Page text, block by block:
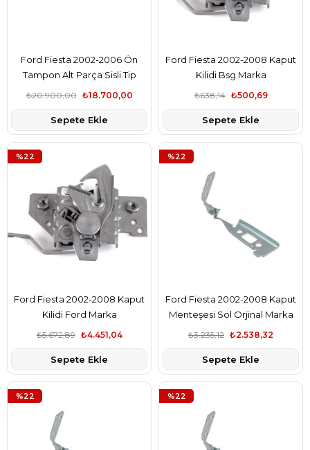
Ford Fiesta 2002-2006 Ön
Tampon Alt Parça Sisli Tip
Orjinal Marka
₺18.700,00
₺20.900,00
Sepete Ekle
Ford Fiesta 2002-2008 Kaput
Kilidi Bsg Marka
2S6H16C680AF
₺500,69
₺638,14
Sepete Ekle
Ford Fiesta 2002-2008 Kaput
Kilidi Ford Marka
2S6H16C680AF
₺4.451,04
₺5.672,89
Sepete Ekle
%22
Ford Fiesta 2002-2008 Kaput
Menteşesi Sol Orjinal Marka
2S6116801AE
₺2.538,32
₺3.235,12
Sepete Ekle
%22
%22 %22